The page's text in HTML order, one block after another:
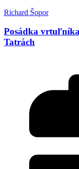
Richard Šopor
Posádka
Tatrách